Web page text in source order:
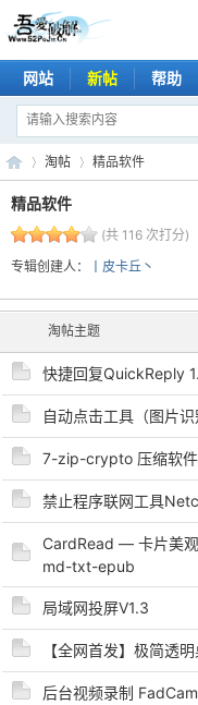
网站 新帖 帮助
破
淘帖 精品软件
精品软件
(共 116 次打分)
专辑创建人：
丨皮卡丘丶
淘帖主题
快捷回复QuickReply
自动点击工具（图片
7-zip-crypto 压缩软
禁止程序联网工具
CardRead — 卡片美
md-txt-epub
局域网投屏V1.3
【全网首发】极简透
后台视频录制